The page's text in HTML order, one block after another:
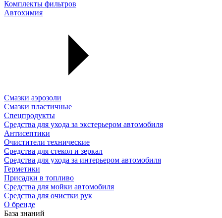
Комплекты фильтров
Автохимия
Смазки аэрозоли
Смазки пластичные
Спецпродукты
Средства для ухода за экстерьером автомобиля
Антисептики
Очистители технические
Средства для стекол и зеркал
Средства для ухода за интерьером автомобиля
Герметики
Присадки в топливо
Средства для мойки автомобиля
Средства для очистки рук
О бренде
База знаний